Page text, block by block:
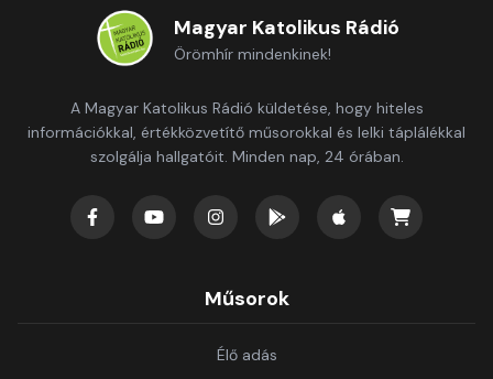
Magyar Katolikus Rádió
Örömhír mindenkinek!
A Magyar Katolikus Rádió küldetése, hogy hiteles
információkkal, értékközvetítő műsorokkal és lelki táplálékkal
szolgálja hallgatóit. Minden nap, 24 órában.
Műsorok
Élő adás